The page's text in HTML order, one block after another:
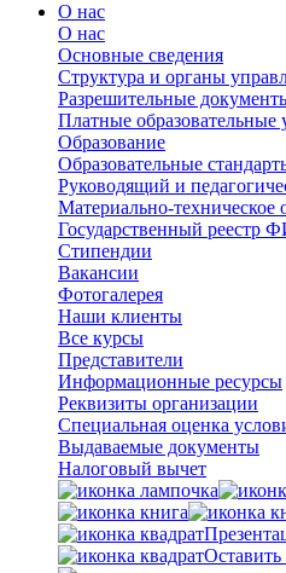
О нас
О нас
Основные сведения
Структура и органы
Разрешительные
Платные образовательные
Образование
Образовательные
Руководящий и
Материально-техническое
Государственный
Стипендии
Вакансии
Фотогалерея
Наши клиенты
Все курсы
Представители
Информационные ресурсы
Реквизиты организации
Специальная оценка
Выдаваемые документы
Налоговый вычет
Оставить